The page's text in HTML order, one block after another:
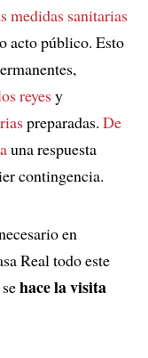
medidas sanitarias
acto público. Esto
reyesy
preparadas. De
una respuesta
contingencia.
en
Real todo este
hace la visita